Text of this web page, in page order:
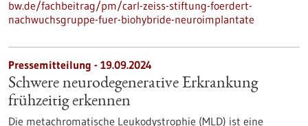
bw.de/fachbeitrag/pm/carl-zeiss-stiftung-foerdert-
nachwuchsgruppe-fuer-biohybride-neuroimplantate
Pressemitteilung - 19.09.2024
Schwere neurodegenerative Erkrankung
frühzeitig erkennen
Die metachromatische Leukodystrophie (MLD) ist eine